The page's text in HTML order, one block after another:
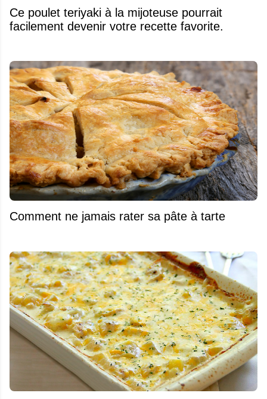
Ce poulet teriyaki à la mijoteuse pourrait
facilement devenir votre recette favorite.
Comment ne jamais rater sa pâte à tarte